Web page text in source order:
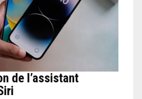
de l’assistant